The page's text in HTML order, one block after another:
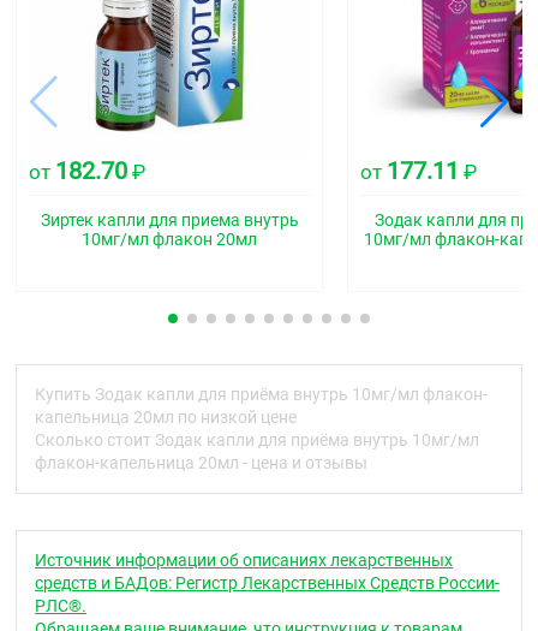
Противоаллергическое средство - H1-
гистаминовых рецепторов блокатор
Код АТХ
R06AE07
Фармакологические свойства
Цетиризин относится к группе конкурентных
антисеротонинового действия. Обладает
предупреждает развитие и облегчает течение
аллергических реакций. Обладает противозудным
и противоэкссудативным эффектом.. Влияет, на
раннюю стадию аллергических реакций, а также
уменьшает миграцию клеток воспаления угнетает
проницаемость капилляров, предупреждает
развитие отёка тканей, снимает спазм гладкой
мускулатуры. Устраняет кожную реакцию на
введение гистамина, специфических аллергенов, а
также на охлаждение (при холодовой крапивнице).
от 182.70 ₽
Зиртек капли для приема внутрь
10мг/мл флакон 20мл
от 177.11 ₽
Зодак капли для
10мг/мл флакон-
Купить Зодак капли для приёма внутрь 10мг/мл флакон-
капельница 20мл по низкой цене
Сколько стоит Зодак капли для приёма внутрь 10мг/мл
флакон-капельница 20мл - цена и отзывы
Источник информации об описаниях лекарственных
средств и БАДов: Регистр Лекарственных Средств России-
РЛС®.